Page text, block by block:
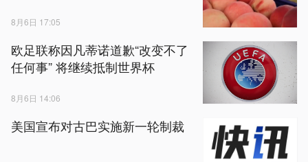
8月6日 17:05
欧足联称因凡蒂诺道歉“改变不了
任何事” 将继续抵制世界杯
8月6日 14:06
美国宣布对古巴实施新一轮制裁